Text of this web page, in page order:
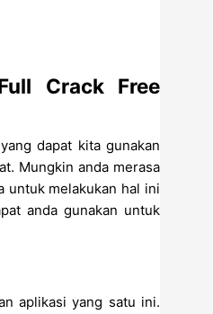
Crack Free
dapat kita gunakan
Mungkin anda merasa
untuk melakukan hal ini
anda gunakan untuk
aplikasi yang satu ini.